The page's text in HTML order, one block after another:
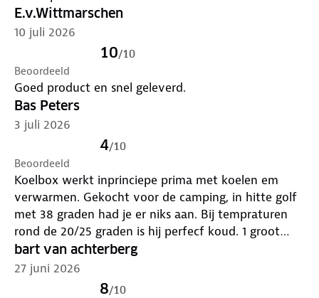
E.v.Wittmarschen
10 juli 2026
10/10
Beoordeeld
Goed product en snel geleverd.
Bas Peters
3 juli 2026
4/10
Beoordeeld
Koelbox werkt inprinciepe prima met koelen em
verwarmen. Gekocht voor de camping, in hitte golf
met 38 graden had je er niks aan. Bij tempraturen
rond de 20/25 graden is hij perfecf koud. 1 groot
nadeel, elke keer als ik de koelbox open doe komt er
(condens) water uit het koel motertje, en word alles
nat. Dat maakt het alleen geschikt voor blikjes,
bart van achterberg
27 juni 2026
8/10